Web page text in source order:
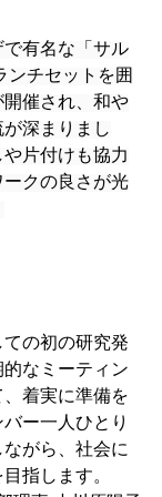
有名な「サル
ンチセットを囲
催され、和や
深まりまし
片付けも協力
ークの良さが光
の初の研究発
なミーティン
着実に準備を
ー一人ひとり
がら、社会に
指します。